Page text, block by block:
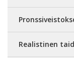
Realistinen